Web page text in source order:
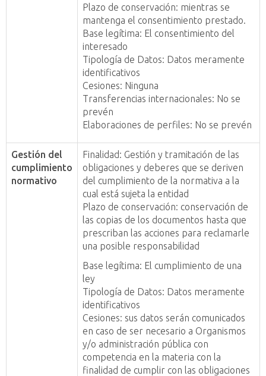
Plazo de conservación: mientras se
mantenga el consentimiento prestado.
Base legítima: El consentimiento del
interesado
Tipología de Datos: Datos meramente
identificativos
Cesiones: Ninguna
Transferencias internacionales: No se
prevén
Elaboraciones de perfiles: No se prevén
Gestión del
cumplimiento
normativo
Finalidad: Gestión y tramitación de las
obligaciones y deberes que se deriven
del cumplimiento de la normativa a la
cual está sujeta la entidad
Plazo de conservación: conservación de
las copias de los documentos hasta que
prescriban las acciones para reclamarle
una posible responsabilidad
Base legítima: El cumplimiento de una
ley
Tipología de Datos: Datos meramente
identificativos
Cesiones: sus datos serán comunicados
en caso de ser necesario a Organismos
y/o administración pública con
competencia en la materia con la
finalidad de cumplir con las obligaciones